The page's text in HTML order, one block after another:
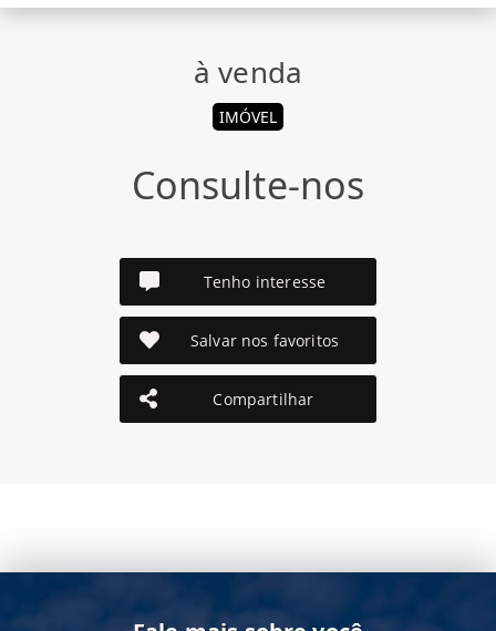
à venda
IMÓVEL
Consulte-nos
Tenho interesse
Salvar nos favoritos
Compartilhar